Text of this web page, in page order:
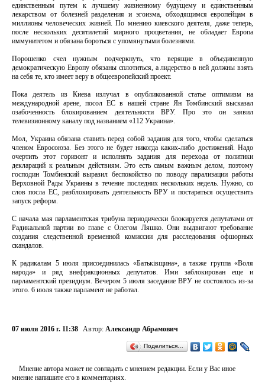
единственным путем к лучшему жизненному будущему и единственным
лекарством от болезней разделения и эгоизма, обходящимся европейцам в
миллионы человеческих жизней. По мнению киевского деятеля, даже теперь,
после нескольких десятилетий мирного процветания, не обладает Европа
иммунитетом и обязана бороться с упомянутыми болезнями.
Порошенко счел нужным подчеркнуть, что верящие в объединенную
демократическую Европу обязаны сплотиться, а лидерство в ней должны взять
на себя те, кто имеет веру в общеевропейский проект.
Пока деятель из Киева излучал в опубликованной статье оптимизм на
международной арене, посол ЕС в нашей стране Ян Томбинский высказал
озабоченность блокированием деятельности ВРУ. Про это он заявил
телевизионному каналу под названием «112 Украина».
Мол, Украина обязана ставить перед собой задания для того, чтобы сделаться
членом Евросоюза. Без этого не будет никогда каких-либо достижений. Надо
очертить этот горизонт и исполнять задания для перехода от политики
деклараций к реальным действиям. Это есть самым важным делом, поэтому
господин Томбинский выразил беспокойство по поводу парализации работы
Верховной Рады Украины в течение последних нескольких недель. Нужно, со
слов посла ЕС, разблокировать деятельность ВРУ и постараться осуществить
запуск реформ.
С начала мая парламентская трибуна периодически блокируется депутатами от
Радикальной партии во главе с Олегом Ляшко. Они выдвигают требование
создания следственной временной комиссии для расследования офшорных
скандалов.
К радикалам 5 июля присоединилась «Батьківщина», а также группа «Воля
народа» и ряд внефракционных депутатов. Ими заблокирован еще и
парламентский президиум. Вечером 5 июля заседание ВРУ не состоялось из-за
этого. 6 июля также парламент не работал.
07 июля 2016 г. 11:38 Автор: Александр Абрамович
Поделиться…
Мнение автора может не совпадать с мнением редакции. Если у Вас иное
мнение напишите его в комментариях.